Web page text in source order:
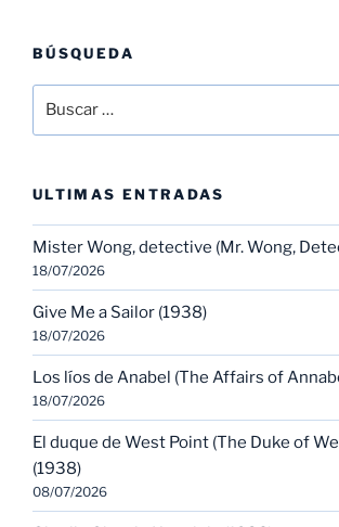
BÚSQUEDA
por:
ULTIMAS ENTRADAS
Mister Wong, detective (Mr. Wong,
18/07/2026
Give Me a Sailor (1938)
18/07/2026
Los líos de Anabel (The Affairs of
18/07/2026
El duque de West Point (The Duke of
(1938)
08/07/2026